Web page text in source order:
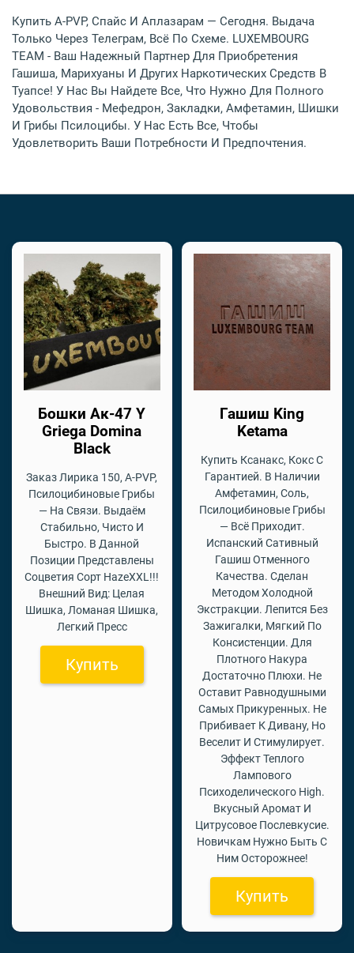
Купить A-PVP, Спайс И Аплазарам — Сегодня. Выдача
Только Через Телеграм, Всё По Схеме. LUXEMBOURG
TEAM - Ваш Надежный Партнер Для Приобретения
Гашиша, Марихуаны И Других Наркотических Средств В
Туапсе! У Нас Вы Найдете Все, Что Нужно Для Полного
Удовольствия - Мефедрон, Закладки, Амфетамин, Шишки
И Грибы Псилоцибы. У Нас Есть Все, Чтобы
Удовлетворить Ваши Потребности И Предпочтения.
Бошки Ак-47 Y
Griega Domina
Black
Заказ Лирика 150, A-PVP,
Псилоцибиновые Грибы
— На Связи. Выдаём
Стабильно, Чисто И
Быстро. В Данной
Позиции Представлены
Соцветия Сорт HazeXXL!!!
Внешний Вид: Целая
Шишка, Ломаная Шишка,
Легкий Пресс
Купить
Гашиш King
Ketama
Купить Ксанакс, Кокс С
Гарантией. В Наличии
Амфетамин, Соль,
Псилоцибиновые Грибы
— Всё Приходит.
Испанский Сативный
Гашиш Отменного
Качества. Сделан
Методом Холодной
Экстракции. Лепится Без
Зажигалки, Мягкий По
Консистенции. Для
Плотного Накура
Достаточно Плюхи. Не
Оставит Равнодушными
Самых Прикуренных. Не
Прибивает К Дивану, Но
Веселит И Стимулирует.
Эффект Теплого
Лампового
Психоделического High.
Вкусный Аромат И
Цитрусовое Послевкусие.
Новичкам Нужно Быть С
Ним Осторожнее!
Купить